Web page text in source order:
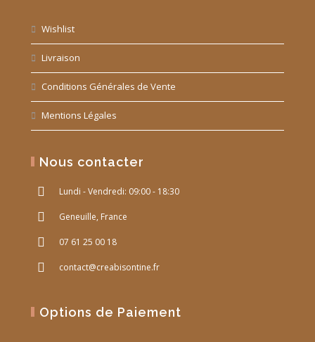
Wishlist
Livraison
Conditions Générales de Vente
Mentions Légales
Nous contacter
Lundi - Vendredi: 09:00 - 18:30
Geneuille, France
07 61 25 00 18
contact@creabisontine.fr
Options de Paiement